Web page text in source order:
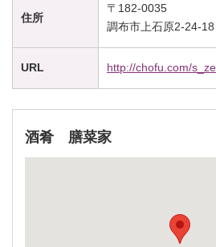
住所
〒182-0035
調布市上石原2-24-18
URL http://chofu.com/
酒肴 膳菜家